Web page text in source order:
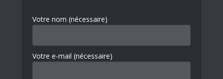
Votre nom (nécessaire)
Votre e-mail (nécessaire)